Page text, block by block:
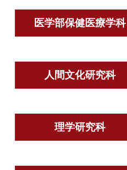
医学部保健医療学科
人間文化研究科
理学研究科